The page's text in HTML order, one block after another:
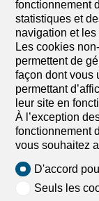
Duplex
Riehen -
CHF
Rez-de-
Appartement
jardin à
Cette moderne
étages et offre
avec beaucoup
chaussée se
fonctionnement
statistiques et
navigation et les
Les cookies
permettent de
façon dont vous
permettant
leur site en
À l’exception
fonctionnement
vous souhaitez
D'accord
Seuls les